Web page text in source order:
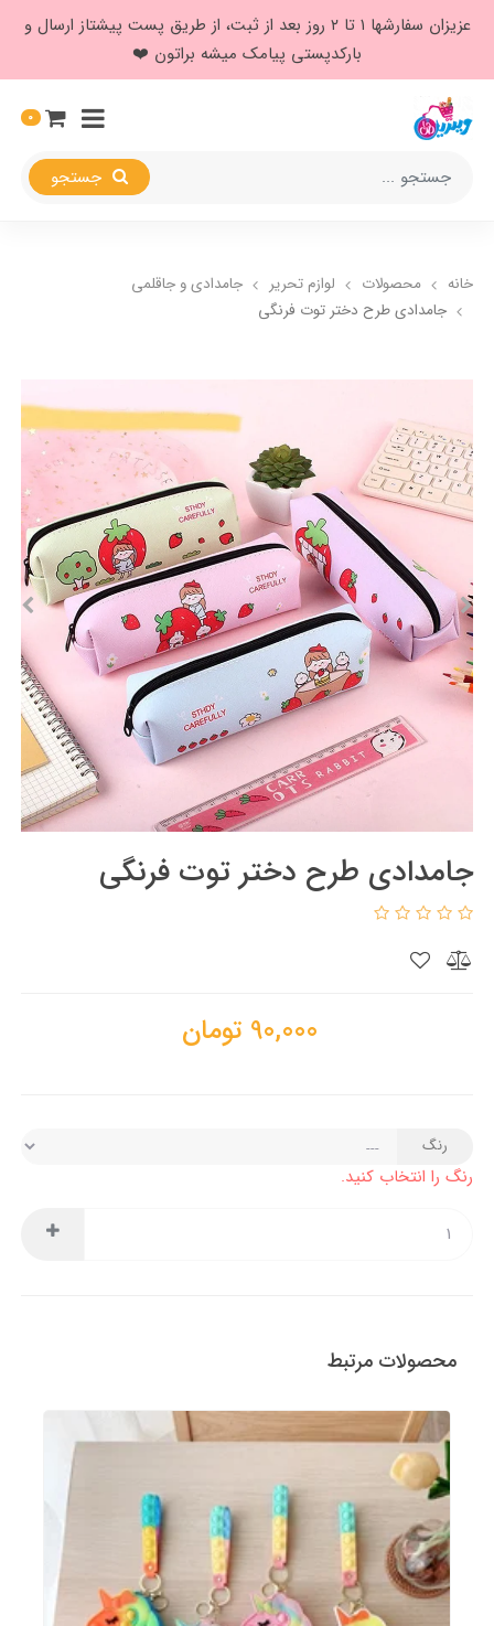
عزیزان سفارشها ۱ تا ۲ روز بعد از ثبت، از طریق پست پیشتاز ارسال و
بارکدپستی پیامک میشه براتون ❤️
0
خانه محصولات لوازم تحریر
جامدادی و جاقلمی
جامدادی طرح دختر توت فرنگی
جامدادی طرح دختر توت فرنگی
90,000 تومان
رنگ
رنگ را انتخاب کنید.
محصولات مرتبط